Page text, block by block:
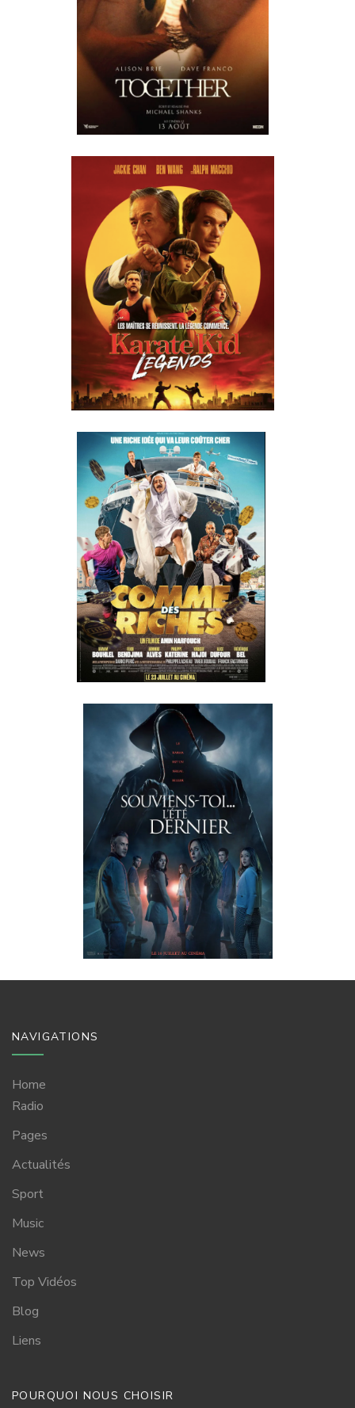
KARATE KID:
LEGENDS
RÉALISÉ PAR
JONATHAN
ENTWISTLE
COMME DES
RICHES UN
FILM
RÉALISÉ
PAR AMIN
HARFOUCH
SOUVIENS-
TOI... L'ÉTÉ
DERNIER
RÉALISÉ
PAR :
JENNIFER
KAYTIN
ROBINSON